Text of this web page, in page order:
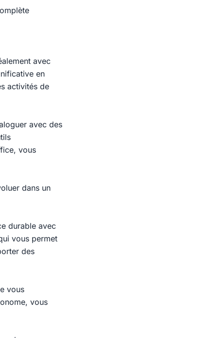
avec
en
activités de
avec des
vous
dans un
durable avec
vous permet
des
vous
vous